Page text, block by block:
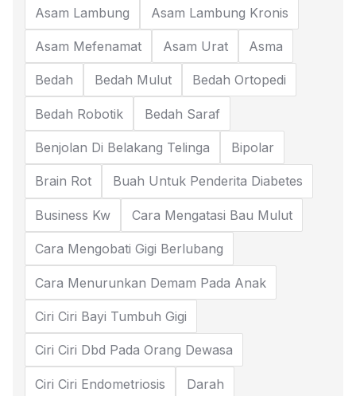
Asam Lambung Asam Lambung Kronis
Asam Mefenamat Asam Urat Asma
Bedah Bedah Mulut Bedah Ortopedi
Bedah Robotik Bedah Saraf
Benjolan Di Belakang Telinga Bipolar
Brain Rot Buah Untuk Penderita Diabetes
Business Kw Cara Mengatasi Bau Mulut
Cara Mengobati Gigi Berlubang
Cara Menurunkan Demam Pada Anak
Ciri Ciri Bayi Tumbuh Gigi
Ciri Ciri Dbd Pada Orang Dewasa
Ciri Ciri Endometriosis Darah